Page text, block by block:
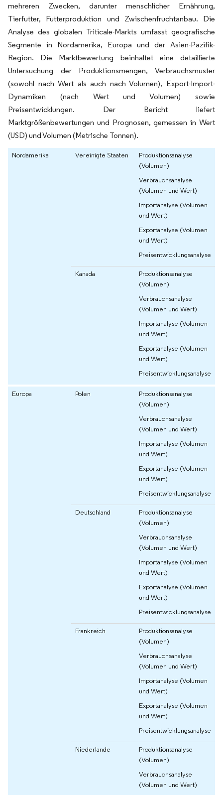
mehreren Zwecken, darunter menschlicher Ernährung,
Tierfutter, Futterproduktion und Zwischenfruchtanbau. Die
Analyse des globalen Triticale-Markts umfasst geografische
Segmente in Nordamerika, Europa und der Asien-Pazifik-
Region. Die Marktbewertung beinhaltet eine detaillierte
Untersuchung der Produktionsmengen, Verbrauchsmuster
(sowohl nach Wert als auch nach Volumen), Export-Import-
Dynamiken (nach Wert und Volumen) sowie
Preisentwicklungen. Der Bericht liefert
Marktgrößenbewertungen und Prognosen, gemessen in Wert
(USD) und Volumen (Metrische Tonnen).
Nordamerika Vereinigte Staaten
Produktionsanalyse
(Volumen)
Verbrauchsanalyse
(Volumen und Wert)
Importanalyse (Volumen
und Wert)
Exportanalyse (Volumen
und Wert)
Preisentwicklungsanalyse
Kanada
Produktionsanalyse
(Volumen)
Verbrauchsanalyse
(Volumen und Wert)
Importanalyse (Volumen
und Wert)
Exportanalyse (Volumen
und Wert)
Preisentwicklungsanalyse
Europa Polen
Produktionsanalyse
(Volumen)
Verbrauchsanalyse
(Volumen und Wert)
Importanalyse (Volumen
und Wert)
Exportanalyse (Volumen
und Wert)
Preisentwicklungsanalyse
Deutschland
Produktionsanalyse
(Volumen)
Verbrauchsanalyse
(Volumen und Wert)
Importanalyse (Volumen
und Wert)
Exportanalyse (Volumen
und Wert)
Preisentwicklungsanalyse
Frankreich
Produktionsanalyse
(Volumen)
Verbrauchsanalyse
(Volumen und Wert)
Importanalyse (Volumen
und Wert)
Exportanalyse (Volumen
und Wert)
Preisentwicklungsanalyse
Niederlande
Produktionsanalyse
(Volumen)
Verbrauchsanalyse
(Volumen und Wert)